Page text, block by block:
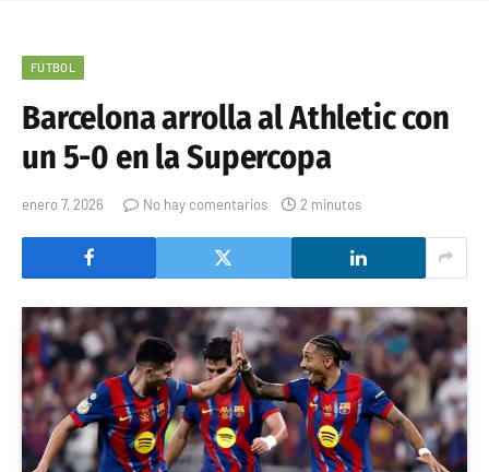
FÚTBOL
Barcelona arrolla al Athletic con
un 5-0 en la Supercopa
enero 7, 2026 No hay comentarios 2 minutos